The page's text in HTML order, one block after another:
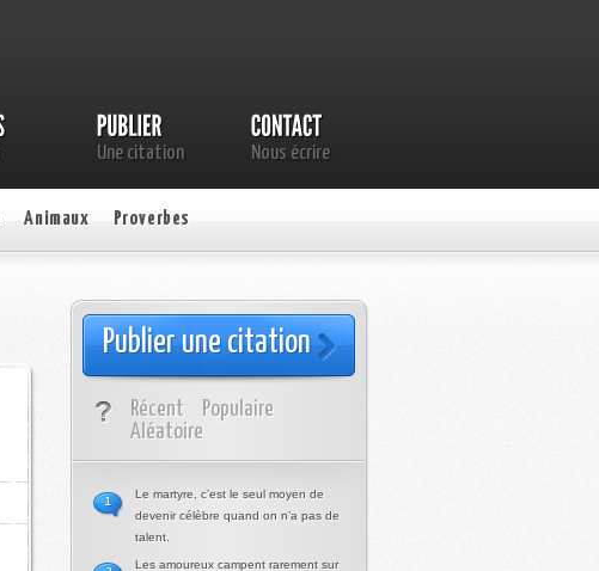
Une citation Nous écrire
Animaux Proverbes
Publier une citation
Récent
Populaire
Aléatoire
Le martyre, c’est le seul moyen de
devenir célèbre quand on n’a pas de
talent.
1
Les amoureux campent rarement sur